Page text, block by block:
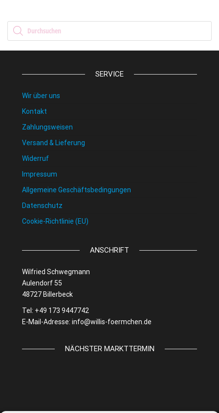
Products search
SERVICE
Wir über uns
Kontakt
Zahlungsweisen
Versand & Lieferung
Widerruf
Impressum
Allgemeine Geschäftsbedingungen
Datenschutz
Cookie-Richtlinie (EU)
ANSCHRIFT
Wilfried Schwegmann
Aulendorf 55
48727 Billerbeck
Tel: +49 173 9447742
E-Mail-Adresse: info@willis-foermchen.de
NÄCHSTER MARKTTERMIN